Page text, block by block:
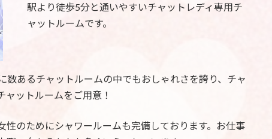
駅より徒歩5分と通いやすいチャットレディ専用チ
ャットルームです。
数あるチャットルームの中でもおしゃれさを誇り、チャ
ットルームをご用意！
のためにシャワールームも完備しております。お仕事